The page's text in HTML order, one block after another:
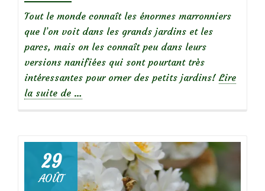
Tout le monde connaît les énormes marronniers
que l’on voit dans les grands jardins et les
parcs, mais on les connaît peu dans leurs
versions nanifiées qui sont pourtant très
intéressantes pour orner des petits jardins! Lire
la suite de
Pavier
blanc ou
marronnier
…
29
AOÛT